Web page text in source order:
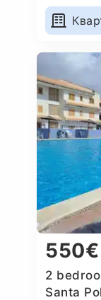
550€
2
Santa